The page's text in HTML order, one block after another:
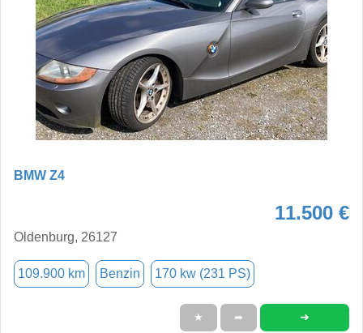
BMW Z4
11.500 €
Oldenburg, 26127
109.900 km Benzin 170 kw (231 PS)
★ ➦ ➜